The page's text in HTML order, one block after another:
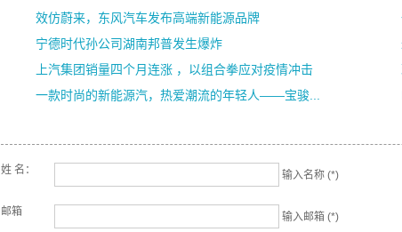
效仿蔚来，东风汽车发布高端新能源品牌
宁德时代孙公司湖南邦普发生爆炸
上汽集团销量四个月连涨 ，以组合拳应对疫情冲击
一款时尚的新能源汽，热爱潮流的年轻人——宝骏...
姓 名： 输入名称 (*)
邮箱 输入邮箱 (*)